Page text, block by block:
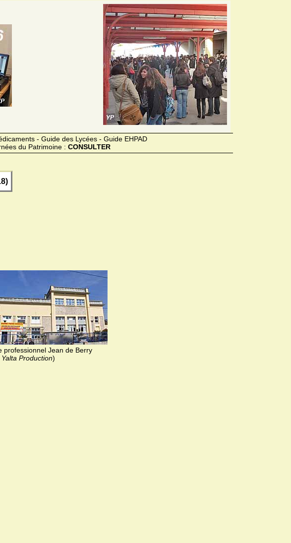
- Guide des Lycées - Guide EHPAD
du Patrimoine : CONSULTER
professionnel Jean de Berry
Production)